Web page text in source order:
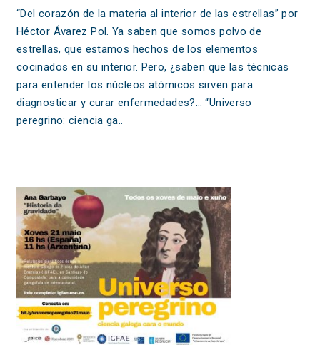
“Del corazón de la materia al interior de las estrellas” por
Héctor Ávarez Pol. Ya saben que somos polvo de
estrellas, que estamos hechos de los elementos
cocinados en su interior. Pero, ¿saben que las técnicas
para entender los núcleos atómicos sirven para
diagnosticar y curar enfermedades?… “Universo
peregrino: ciencia ga..